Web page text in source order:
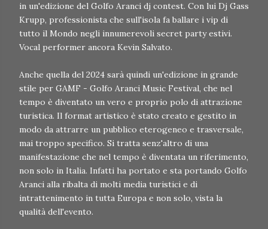
in un'edizione del Golfo Aranci dj contest. Con lui Dj Gass
Krupp, professionista che sull'isola fa ballare i vip di
tutto il Mondo negli innumerevoli secret party estivi.
Vocal performer ancora Kevin Salvato.
Anche quella del 2024 sarà quindi un'edizione in grande
stile per GAMF - Golfo Aranci Music Festival, che nel
tempo è diventato un vero e proprio polo di attrazione
turistica. Il format artistico è stato creato e gestito in
modo da attrarre un pubblico eterogeneo e trasversale,
mai troppo specifico. Si tratta senz'altro di una
manifestazione che nel tempo è diventata un riferimento,
non solo in Italia. Infatti ha portato e sta portando Golfo
Aranci alla ribalta di molti media turistici e di
intrattenimento in tutta Europa e non solo, vista la
qualità dell'evento.